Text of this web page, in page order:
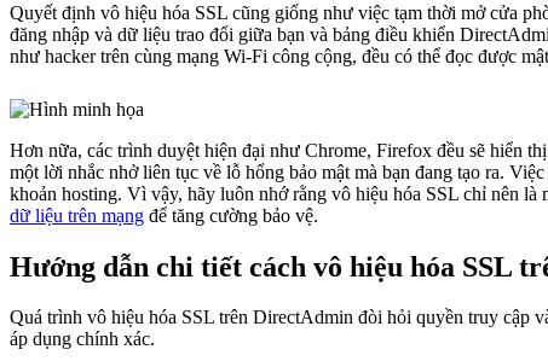
Quyết định vô hiệu hóa SSL cũng giống như việc tạm thời mở cửa
đăng nhập và dữ liệu trao đổi giữa bạn và bảng điều khiển
như hacker trên cùng mạng Wi-Fi công cộng, đều có thể đọc được
Hơn nữa, các trình duyệt hiện đại như Chrome, Firefox đều sẽ hiển
một lời nhắc nhở liên tục về lỗ hổng bảo mật mà bạn đang tạo ra.
khoản hosting. Vì vậy, hãy luôn nhớ rằng vô hiệu hóa SSL chỉ nên
dữ liệu trên mạng để tăng cường bảo vệ.
Hướng dẫn chi tiết cách vô hiệu hóa SSL
Quá trình vô hiệu hóa SSL trên DirectAdmin đòi hỏi quyền truy cập
áp dụng chính xác.